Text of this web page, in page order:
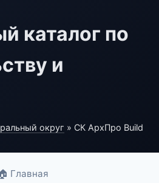
каталог по
и
округ » СК АрхПро Build
🏠 Главная